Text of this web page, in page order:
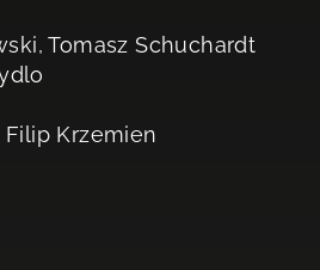
Tomasz Schuchardt
Filip Krzemien